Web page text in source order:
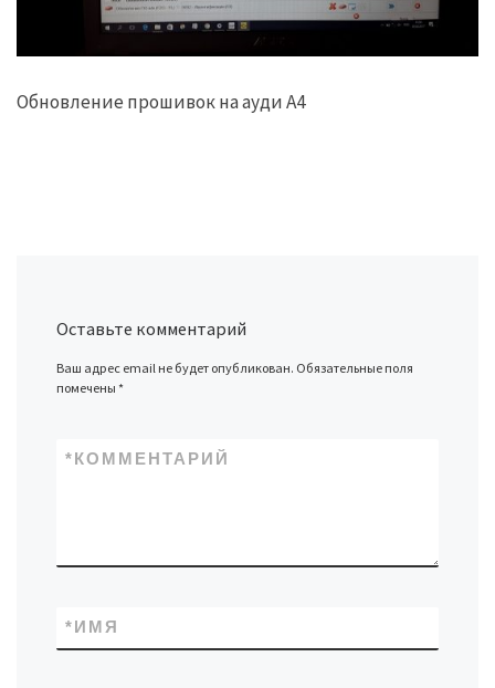
Обновление прошивок на ауди А4
Оставьте комментарий
Ваш адрес email не будет опубликован. Обязательные поля
помечены*
КОММЕНТАРИЙ
*
ИМЯ
*